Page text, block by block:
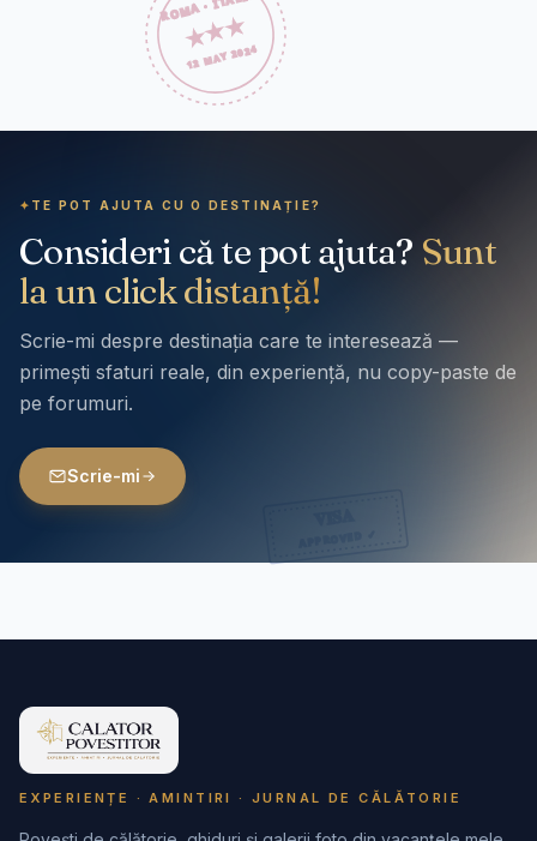
✦ TE POT AJUTA CU O DESTINAȚIE?
Consideri că te pot ajuta? Sunt
la un click distanță!
Scrie-mi despre destinația care te interesează —
primești sfaturi reale, din experiență, nu copy-paste de
pe forumuri.
Scrie-mi
EXPERIENȚE · AMINTIRI · JURNAL DE CĂLĂTORIE